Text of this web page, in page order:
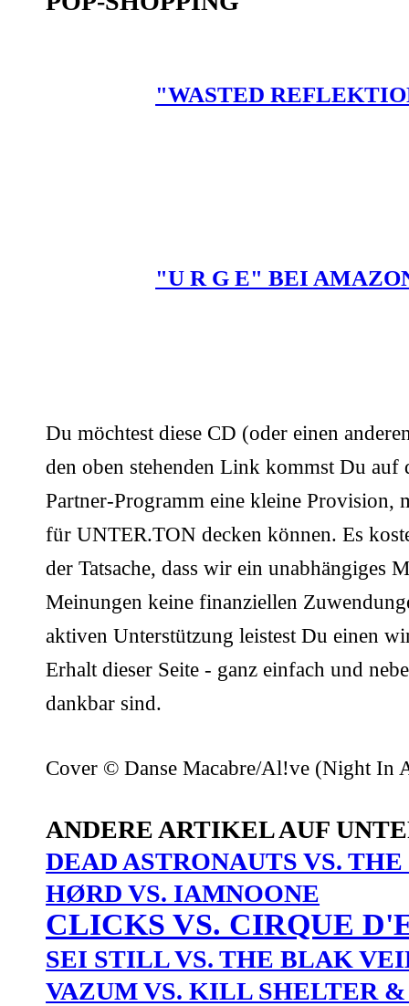
"WASTED
"U R G E" BEI
Du möchtest diese CD (oder einen
den oben stehenden Link kommst Du
Partner-Programm eine kleine Provision,
für UNTER.TON decken können. Es
der Tatsache, dass wir ein unabhängiges
Meinungen keine finanziellen
aktiven Unterstützung leistest Du einen
Erhalt dieser Seite - ganz einfach und
dankbar sind.
Cover © Danse Macabre/Al!ve (Night In
ANDERE ARTIKEL AUF
DEAD ASTRONAUTS VS.
HØRD VS. IAMNOONE
CLICKS VS. CIRQUE
SEI STILL VS. THE BLAK
VAZUM VS. KILL SHELTER